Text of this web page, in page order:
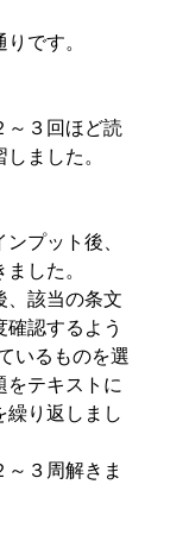
です。
～３回ほど読
ました。
プット後、
した。
該当の条文
認するよう
いるものを選
をテキストに
繰り返しまし
３周解きま